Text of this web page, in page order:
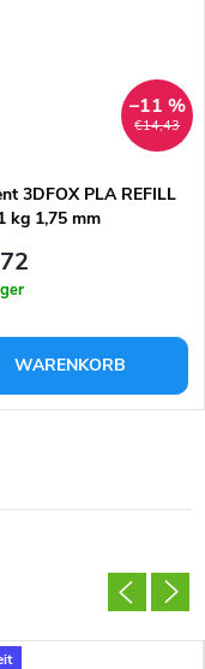
€14,43
–11 %
3DFOX PLA REFILL
kg 1,75 mm
WARENKORB